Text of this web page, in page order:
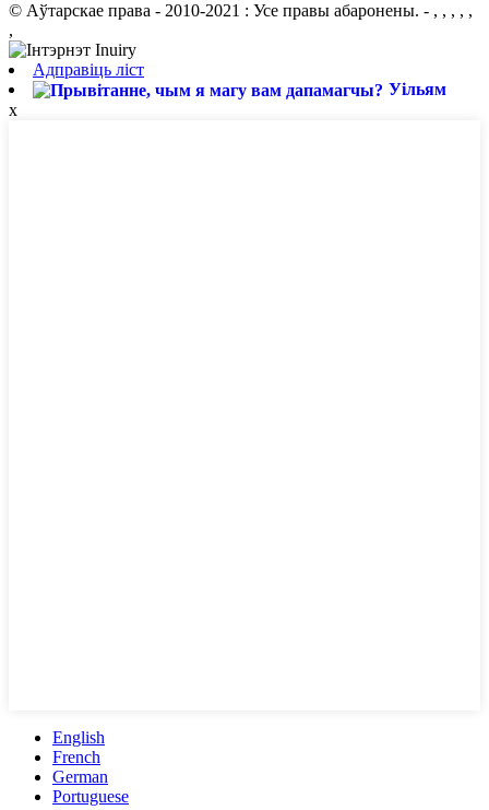
© Аўтарскае права - 2010-2021 : Усе правы абаронены. - , , , , ,
,
Адправіць ліст
Уільям
x
English
French
German
Portuguese